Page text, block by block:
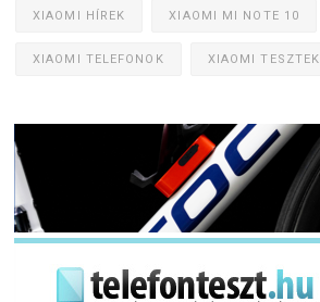
XIAOMI HÍREK XIAOMI MI NOTE 10
XIAOMI TELEFONOK XIAOMI TESZTEK